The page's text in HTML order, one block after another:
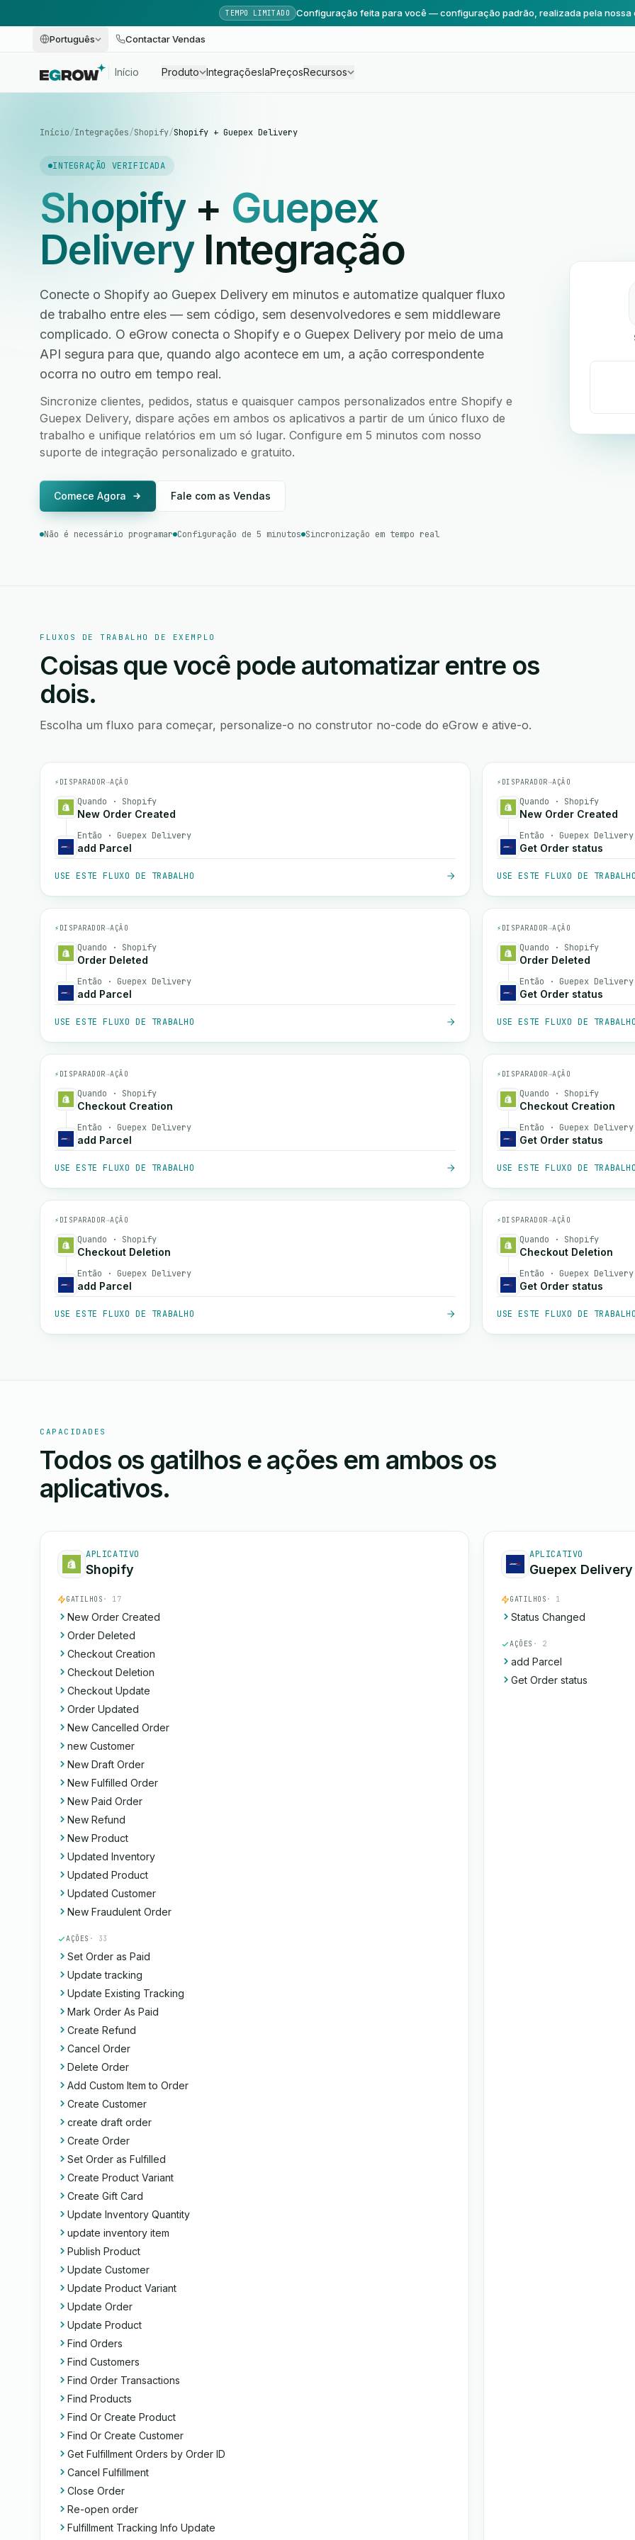
TEMPO LIMITADO Configuração feita para você — configuração padrão, realizada pela nossa
Português Contactar Vendas
Início Produto IntegraçõesIaPreçosRecursos
Início/Integrações/Shopify/Shopify + Guepex Delivery
INTEGRAÇÃO VERIFICADA
Shopify+ Guepex
Delivery Integração
Conecte o Shopify ao Guepex Delivery em minutos e automatize qualquer fluxo
de trabalho entre eles — sem código, sem desenvolvedores e sem middleware
complicado. O eGrow conecta o Shopify e o Guepex Delivery por meio de uma
API segura para que, quando algo acontece em um, a ação correspondente
ocorra no outro em tempo real.
Sincronize clientes, pedidos, status e quaisquer campos personalizados entre Shopify e
Guepex Delivery, dispare ações em ambos os aplicativos a partir de um único fluxo de
trabalho e unifique relatórios em um só lugar. Configure em 5 minutos com nosso
suporte de integração personalizado e gratuito.
Comece Agora Fale com as Vendas
Não é necessário programar Configuração de 5 minutos Sincronização em tempo real
FLUXOS DE TRABALHO DE EXEMPLO
Coisas que você pode automatizar entre os
dois.
Escolha um fluxo para começar, personalize-o no construtor no-code do eGrow e ative-o.
⚡ DISPARADOR→AÇÃO
Quando · Shopify
New Order Created
Então · Guepex Delivery
add Parcel
USE ESTE FLUXO DE TRABALHO
⚡ DISPARADOR→AÇÃO
Quando · Shopify
New Order Created
Então · Guepex Delivery
Get Order status
USE ESTE FLUXO DE
⚡ DISPARADOR→AÇÃO
Quando · Shopify
Order Deleted
Então · Guepex Delivery
add Parcel
USE ESTE FLUXO DE TRABALHO
⚡ DISPARADOR→AÇÃO
Quando · Shopify
Order Deleted
Então · Guepex Delivery
Get Order status
USE ESTE FLUXO DE
⚡ DISPARADOR→AÇÃO
Quando · Shopify
Checkout Creation
Então · Guepex Delivery
add Parcel
USE ESTE FLUXO DE TRABALHO
⚡ DISPARADOR→AÇÃO
Quando · Shopify
Checkout Creation
Então · Guepex Delivery
Get Order status
USE ESTE FLUXO DE
⚡ DISPARADOR→AÇÃO
Quando · Shopify
Checkout Deletion
Então · Guepex Delivery
add Parcel
USE ESTE FLUXO DE TRABALHO
⚡ DISPARADOR→AÇÃO
Quando · Shopify
Checkout Deletion
Então · Guepex Delivery
Get Order status
USE ESTE FLUXO DE
CAPACIDADES
Todos os gatilhos e ações em ambos os
aplicativos.
APLICATIVO
Shopify
GATILHOS · 17
New Order Created
Order Deleted
Checkout Creation
Checkout Deletion
Checkout Update
Order Updated
New Cancelled Order
new Customer
New Draft Order
New Fulfilled Order
New Paid Order
New Refund
New Product
Updated Inventory
Updated Product
Updated Customer
New Fraudulent Order
AÇÕES · 33
Set Order as Paid
Update tracking
Update Existing Tracking
Mark Order As Paid
Create Refund
Cancel Order
Delete Order
Add Custom Item to Order
Create Customer
create draft order
Create Order
Set Order as Fulfilled
Create Product Variant
Create Gift Card
Update Inventory Quantity
update inventory item
Publish Product
Update Customer
Update Product Variant
Update Order
Update Product
Find Orders
Find Customers
Find Order Transactions
Find Products
Find Or Create Product
Find Or Create Customer
Get Fulfillment Orders by Order ID
Cancel Fulfillment
Close Order
Re-open order
Fulfillment Tracking Info Update
APLICATIVO
Guepex Delivery
GATILHOS · 1
Status Changed
AÇÕES · 2
add Parcel
Get Order status